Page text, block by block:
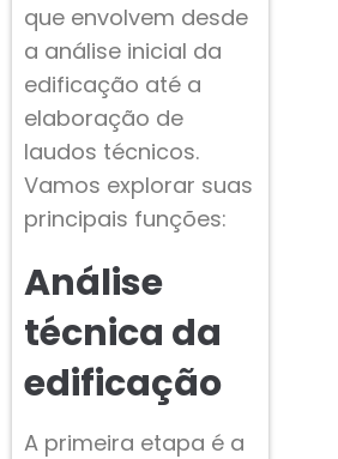
que envolvem desde
a análise inicial da
edificação até a
elaboração de
laudos técnicos.
Vamos explorar suas
principais funções:
Análise
técnica da
edificação
A primeira etapa é a